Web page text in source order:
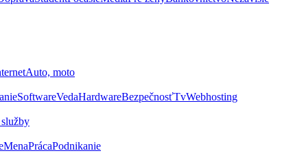
Auto, moto
SoftwareVedaHardwareBezpečnosťTvWebhosting
MenaPrácaPodnikanie